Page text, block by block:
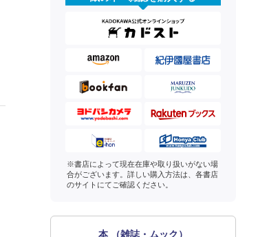
※書店によって現在在庫や取り扱いがない場
合がございます。詳しい購入方法は、各書店
のサイトにてご確認ください。
本 （雑誌・ムック）